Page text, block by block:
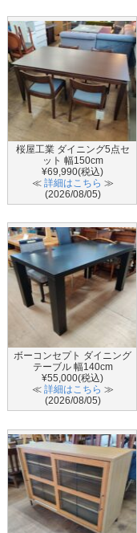
桜屋工業 ダイニング5点セ
ット 幅150cm
¥69,990(税込)
≪ 詳細はこちら ≫
(2026/08/05)
ボーコンセプト ダイニング
テーブル 幅140cm
¥55,000(税込)
≪ 詳細はこちら ≫
(2026/08/05)